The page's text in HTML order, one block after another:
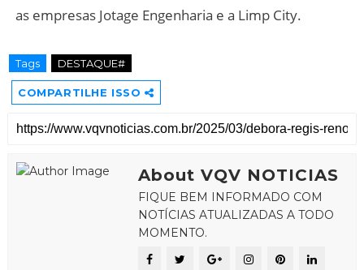
as empresas Jotage Engenharia e a Limp City.
Tags DESTAQUE#
COMPARTILHE ISSO
About VQV NOTICIAS
FIQUE BEM INFORMADO COM
NOTÍCIAS ATUALIZADAS A TODO
MOMENTO.